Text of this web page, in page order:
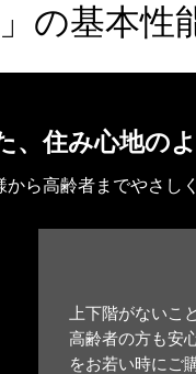
の基本性
、住み心地の
ら高齢者までやさし
上下階がないこ
高齢者の方も安
をお若い時にご